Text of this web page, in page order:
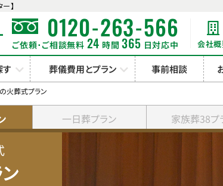
】
0120-263-566
ご依頼･ご相談無料 24 時間 365 日対応中 会社
葬儀費用とプラン 事前相談
火葬式プラン
一日葬プラン 家族葬38プ